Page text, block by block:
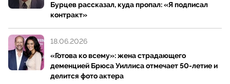
Бурцев рассказал, куда пропал: «Я подписал
контракт»
«Готова ко всему»: жена страдающего
деменцией Брюса Уиллиса отмечает 50-летие и
делится фото актера
18.06.2026